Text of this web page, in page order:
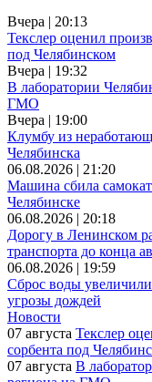
Вчера | 20:13
Текслер оценил
под Челябинском
Вчера | 19:32
В лаборатории
ГМО
Вчера | 19:00
Клумбу из
Челябинска
06.08.2026 | 21:20
Машина сбила
Челябинске
06.08.2026 | 20:18
Дорогу в Ленинском
транспорта до конца
06.08.2026 | 19:59
Сброс воды
угрозы дождей
Новости
07 августа Текслер
сорбента под
07 августа В